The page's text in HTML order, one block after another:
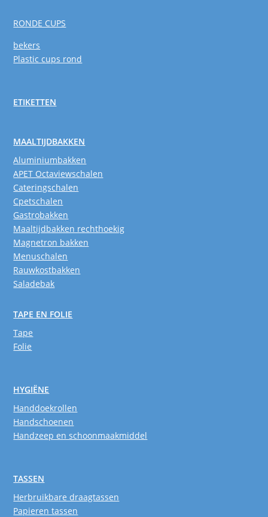
RONDE CUPS
bekers
Plastic cups rond
ETIKETTEN
MAALTIJDBAKKEN
Aluminiumbakken
APET Octaviewschalen
Cateringschalen
Cpetschalen
Gastrobakken
Maaltijdbakken rechthoekig
Magnetron bakken
Menuschalen
Rauwkostbakken
Saladebak
TAPE EN FOLIE
Tape
Folie
HYGIËNE
Handdoekrollen
Handschoenen
Handzeep en schoonmaakmiddel
TASSEN
Herbruikbare draagtassen
Papieren tassen